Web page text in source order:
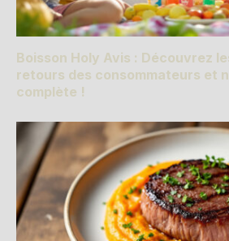
Boisson Holy Avis : Découvrez
retours des consommateurs et
complète !